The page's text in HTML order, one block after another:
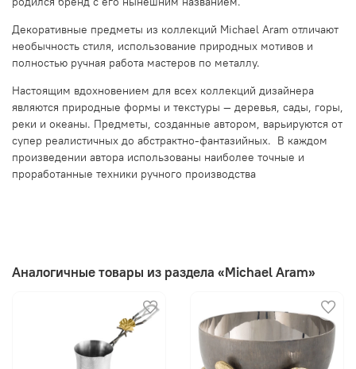
Декоративные предметы из коллекций Michael Aram отличают
необычность стиля, использование природных мотивов и
полностью ручная работа мастеров по металлу.
Настоящим вдохновением для всех коллекций дизайнера
являются природные формы и текстуры — деревья, сады, горы,
реки и океаны. Предметы, созданные автором, варьируются от
супер реалистичных до абстрактно-фантазийных. В каждом
произведении автора использованы наиболее точные и
проработанные техники ручного производства
Аналогичные товары из раздела «Michael Aram»